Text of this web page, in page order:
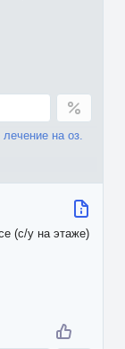
на оз.
(с/у на этаже)